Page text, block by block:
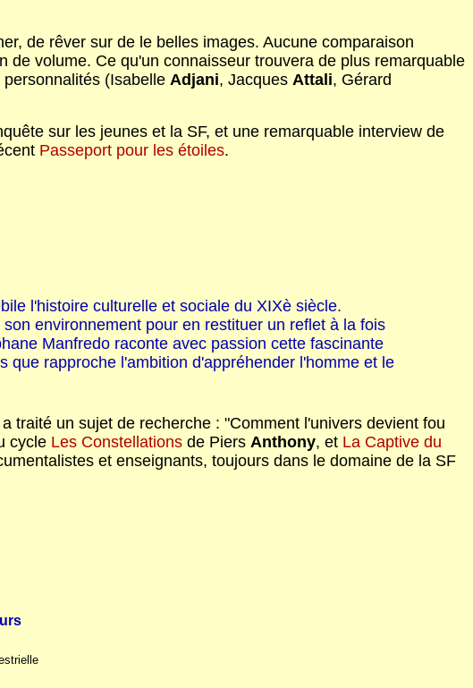
de rêver sur de le belles images. Aucune comparaison
de volume. Ce qu'un connaisseur trouvera de plus remarquable
(Isabelle Adjani, Jacques Attali, Gérard
sur les jeunes et la SF, et une remarquable interview de
Passeport pour les étoiles.
l'histoire culturelle et sociale du XIXè siècle.
environnement pour en restituer un reflet à la fois
Manfredo raconte avec passion cette fascinante
rapproche l'ambition d'appréhender l'homme et le
traité un sujet de recherche : "Comment l'univers devient fou
cycle Les Constellations de Piers Anthony, et La Captive du
et enseignants, toujours dans le domaine de la SF